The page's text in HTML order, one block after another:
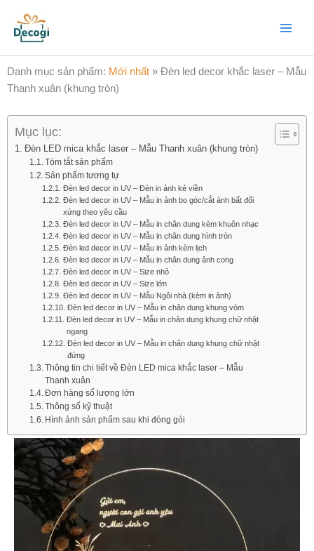
dung
Danh mục sản phẩm: Mới nhất » Đèn led decor khắc laser – Mẫu
Thanh xuân (khung tròn)
Mục lục:
Đèn LED mica khắc laser – Mẫu Thanh xuân (khung tròn)
Tóm tắt sản phẩm
Sản phẩm tương tự
Đèn led decor in UV – Đèn in ảnh kẻ viền
Đèn led decor in UV – Mẫu in ảnh bo góc/cắt ảnh bất đối
xứng theo yêu cầu
Đèn led decor in UV – Mẫu in chân dung kèm khuôn nhạc
Đèn led decor in UV – Mẫu in chân dung hình tròn
Đèn led decor in UV – Mẫu in ảnh kèm lịch
Đèn led decor in UV – Mẫu in chân dung ảnh cong
Đèn led decor in UV – Size nhỏ
Đèn led decor in UV – Size lớn
Đèn led decor in UV – Mẫu Ngôi nhà (kèm in ảnh)
Đèn led decor in UV – Mẫu in chân dung khung vòm
Đèn led decor in UV – Mẫu in chân dung khung chữ nhật
ngang
Đèn led decor in UV – Mẫu in chân dung khung chữ nhật
đứng
Thông tin chi tiết về Đèn LED mica khắc laser – Mẫu
Thanh xuân
Đơn hàng số lượng lớn​
Thông số kỹ thuật
Hình ảnh sản phẩm sau khi đóng gói